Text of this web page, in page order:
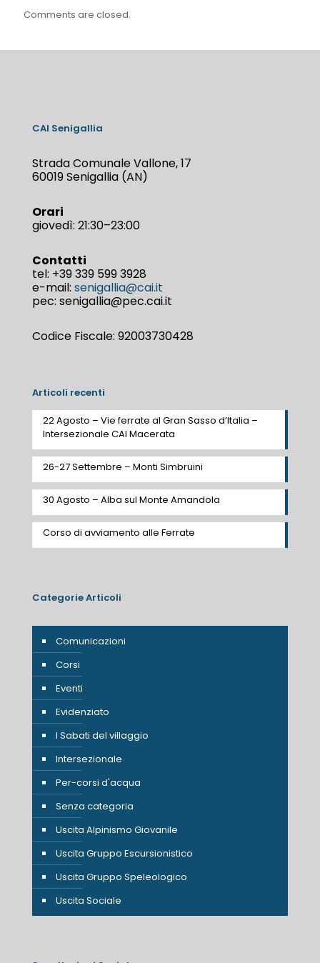
Comments are closed.
CAI Senigallia
Strada Comunale Vallone, 17
60019 Senigallia (AN)
Orari
giovedì: 21:30–23:00
Contatti
tel: +39 339 599 3928
e-mail: senigallia@cai.it
pec: senigallia@pec.cai.it
Codice Fiscale: 92003730428
Articoli recenti
22 Agosto – Vie ferrate al Gran Sasso d’Italia –
Intersezionale CAI Macerata
26-27 Settembre – Monti Simbruini
30 Agosto – Alba sul Monte Amandola
Corso di avviamento alle Ferrate
Categorie Articoli
Comunicazioni
Corsi
Eventi
Evidenziato
I Sabati del villaggio
Intersezionale
Per-corsi d'acqua
Senza categoria
Uscita Alpinismo Giovanile
Uscita Gruppo Escursionistico
Uscita Gruppo Speleologico
Uscita Sociale